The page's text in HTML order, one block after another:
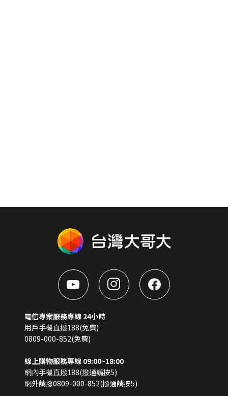
電信專案服務專線 24小時
用戶手機直撥188(免費)
0809-000-852(免費)
線上購物服務專線 09:00~18:00
網內手機直撥188(撥通請按5)
網外請撥0809-000-852(撥通請按5)